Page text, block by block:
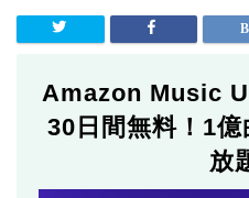
Amazon Music
30日間無料！1
放